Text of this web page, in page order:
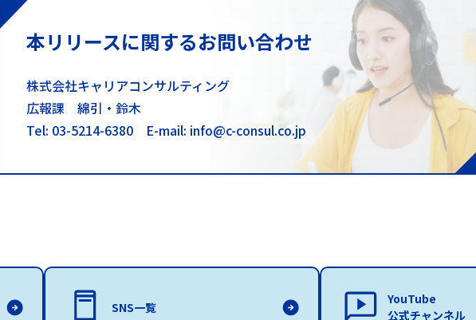
本リリースに関するお問い合わせ
株式会社キャリアコンサルティング
広報課 綿引・鈴木
Tel: 03-5214-6380 E-mail: info@c-consul.co.jp
SNS一覧
YouTube
公式チャンネル